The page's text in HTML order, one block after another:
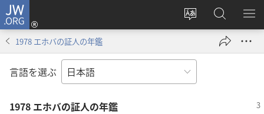
JW.ORG
サ
ト
の
言
ロ
グ
ン
し
JW.ORG
の
検
メ
を
1978 エホバの証人の年鑑
言語を選ぶ
1978 エホバの証人の年鑑